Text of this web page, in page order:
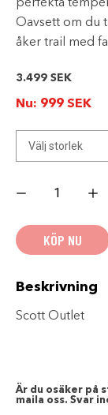
perfekta
Oavsett om du
åker trail med
3.499 SEK
Nu: 999 SEK
Jacket
Dryo
wintersale
mängd
KÖP NU
Beskrivning
Scott Outlet
Är du osäker på
maila oss. Svar